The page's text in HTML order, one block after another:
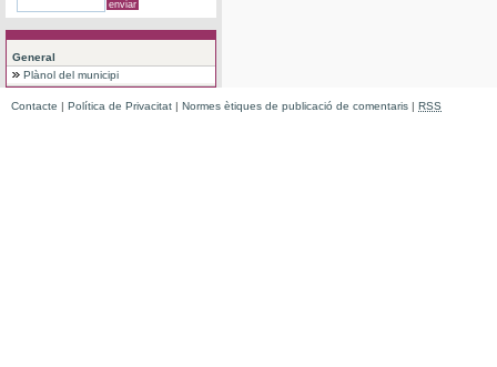
General
Plànol del municipi
Contacte | Política de Privacitat | Normes ètiques de publicació de comentaris | RSS